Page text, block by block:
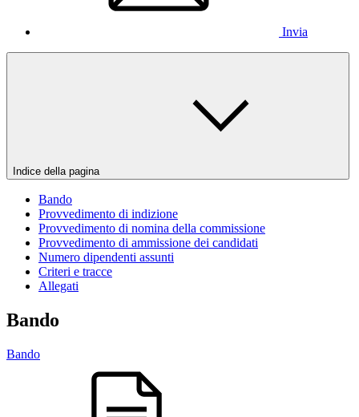
Invia
Indice della pagina
Bando
Provvedimento di indizione
Provvedimento di nomina della commissione
Provvedimento di ammissione dei candidati
Numero dipendenti assunti
Criteri e tracce
Allegati
Bando
Bando